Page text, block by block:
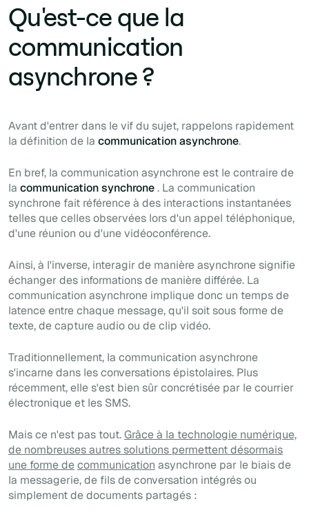
Qu'est-ce que la
communication
asynchrone ?
Avant d'entrer dans le vif du sujet, rappelons rapidement
la définition de la communication asynchrone.
En bref, la communication asynchrone est le contraire de
la communication synchrone. La communication
synchrone fait référence à des interactions instantanées
telles que celles observées lors d'un appel téléphonique,
d'une réunion ou d'une vidéoconférence.
Ainsi, à l'inverse, interagir de manière asynchrone signifie
échanger des informations de manière différée. La
communication asynchrone implique donc un temps de
latence entre chaque message, qu'il soit sous forme de
texte, de capture audio ou de clip vidéo.
Traditionnellement, la communication asynchrone
s'incarne dans les conversations épistolaires. Plus
récemment, elle s'est bien sûr concrétisée par le courrier
électronique et les SMS.
Mais ce n'est pas tout.Grâce à la technologie numérique,
de nombreuses autres solutions permettent désormais
une forme decommunication asynchrone par le biais de
la messagerie, de fils de conversation intégrés ou
simplement de documents partagés :